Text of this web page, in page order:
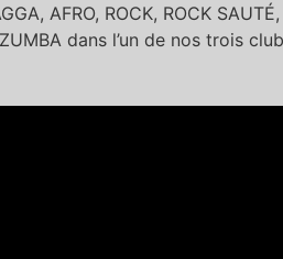
AFRO, ROCK, ROCK
dans l’un de nos trois